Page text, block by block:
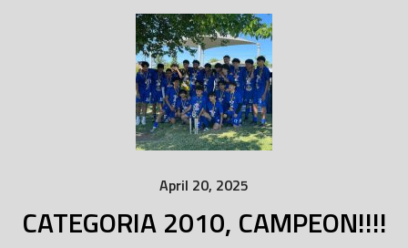
April 20, 2025
CATEGORIA 2010, CAMPEON!!!!